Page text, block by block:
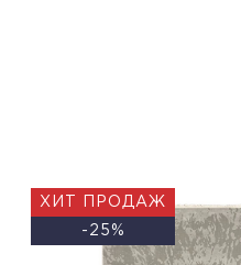
ХИТ ПРОДАЖ
-25%